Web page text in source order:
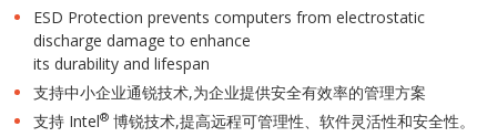
ESD Protection prevents computers from electrostatic
discharge damage to enhance
its durability and lifespan
支持中小企业通锐技术,为企业提供安全有效率的管理方案
支持 Intel® 博锐技术,提高远程可管理性、软件灵活性和安全性。